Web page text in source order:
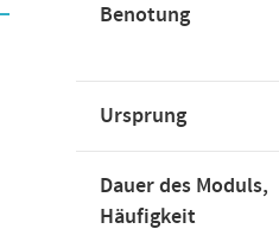
Benotung
Ursprung
Dauer des Moduls,
Häufigkeit